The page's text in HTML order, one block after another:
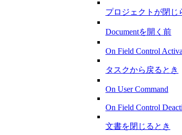
プロジェクトが閉じ
Documentを開く前
On Field Control
タスクから戻るとき
On User Command
On Field Control
文書を閉じるとき